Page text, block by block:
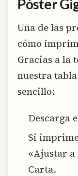
Póster
Una de las
cómo
Gracias a la
nuestra tabla
sencillo:
Descarga
Si
«Ajustar a
Carta.